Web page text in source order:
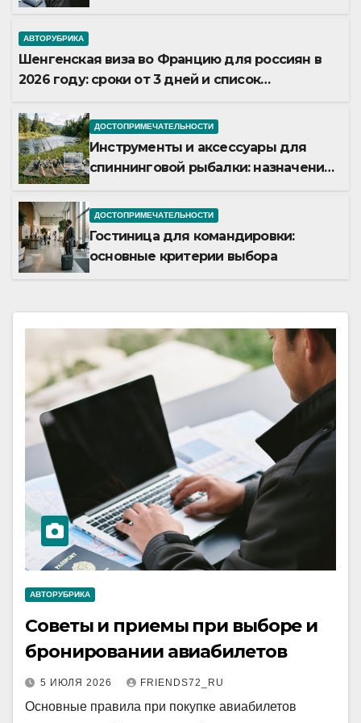
АВТОРУБРИКА
Шенгенская виза во Францию для россиян в
2026 году: сроки от 3 дней и список
ДОСТОПРИМЕЧАТЕЛЬНОСТИ
Инструменты и аксессуары для
спиннинговой рыбалки: назначение
ДОСТОПРИМЕЧАТЕЛЬНОСТИ
Гостиница для командировки:
основные критерии выбора
АВТОРУБРИКА
Советы и приемы при выборе и
бронировании авиабилетов
5 ИЮЛЯ 2026 FRIENDS72_RU
Основные правила при покупке авиабилетов